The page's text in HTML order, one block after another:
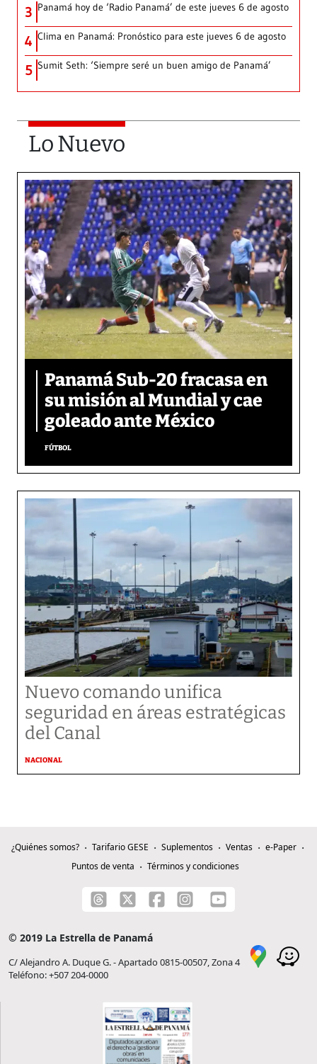
3 Panamá hoy de ‘Radio Panamá’ de este jueves 6 de agosto
4 Clima en Panamá: Pronóstico para este jueves 6 de agosto
5 Sumit Seth: ‘Siempre seré un buen amigo de Panamá’
Lo Nuevo
Panamá Sub-20 fracasa en
su misión al Mundial y cae
goleado ante México
FÚTBOL
Nuevo comando unifica
seguridad en áreas estratégicas
del Canal
NACIONAL
¿Quiénes somos? Tarifario GESE Suplementos Ventas
e-Paper
Puntos de venta
Términos y condiciones
© 2019 La Estrella de Panamá
C/ Alejandro A. Duque G. - Apartado 0815-00507, Zona 4
Teléfono: +507 204-0000